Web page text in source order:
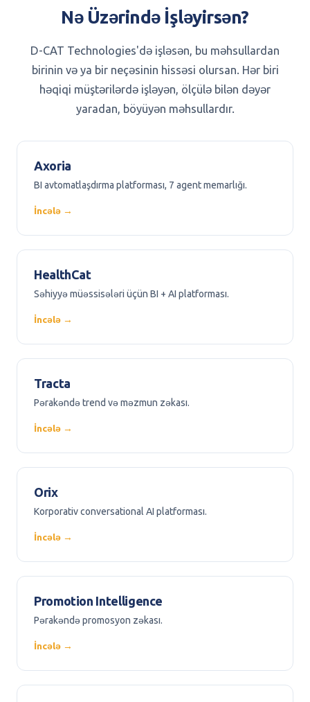
Nə Üzərində İşləyirsən?
D-CAT Technologies'də işləsən, bu məhsullardan
birinin və ya bir neçəsinin hissəsi olursan. Hər biri
həqiqi müştərilərdə işləyən, ölçülə bilən dəyər
yaradan, böyüyən məhsullardır.
Axoria
BI avtomatlaşdırma platforması, 7 agent memarlığı.
İncələ →
HealthCat
Səhiyyə müəssisələri üçün BI + AI platforması.
İncələ →
Tracta
Pərakəndə trend və məzmun zəkası.
İncələ →
Orix
Korporativ conversational AI platforması.
İncələ →
Promotion Intelligence
Pərakəndə promosyon zəkası.
İncələ →